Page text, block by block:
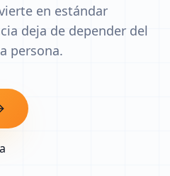
en estándar
deja de depender del
persona.